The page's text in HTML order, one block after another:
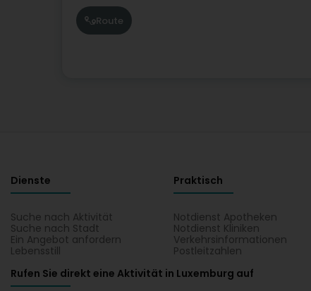
Route
Dienste
Suche nach Aktivität
Suche nach Stadt
Ein Angebot anfordern
Lebensstill
Praktisch
Notdienst Apotheken
Notdienst Kliniken
Verkehrsinformationen
Postleitzahlen
Rufen Sie direkt eine Aktivität in Luxemburg auf